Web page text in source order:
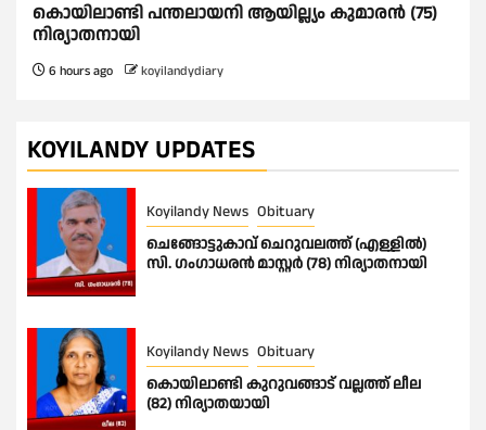
കൊയിലാണ്ടി പന്തലായനി ആയില്ല്യം കുമാരൻ (75)
നിര്യാതനായി
6 hours ago koyilandydiary
KOYILANDY UPDATES
Koyilandy News Obituary
ചെങ്ങോട്ടുകാവ് ചെറുവലത്ത് (എള്ളിൽ)
സി. ഗംഗാധരൻ മാസ്റ്റർ (78) നിര്യാതനായി
Koyilandy News Obituary
കൊയിലാണ്ടി കുറുവങ്ങാട് വല്ലത്ത് ലീല
(82) നിര്യാതയായി